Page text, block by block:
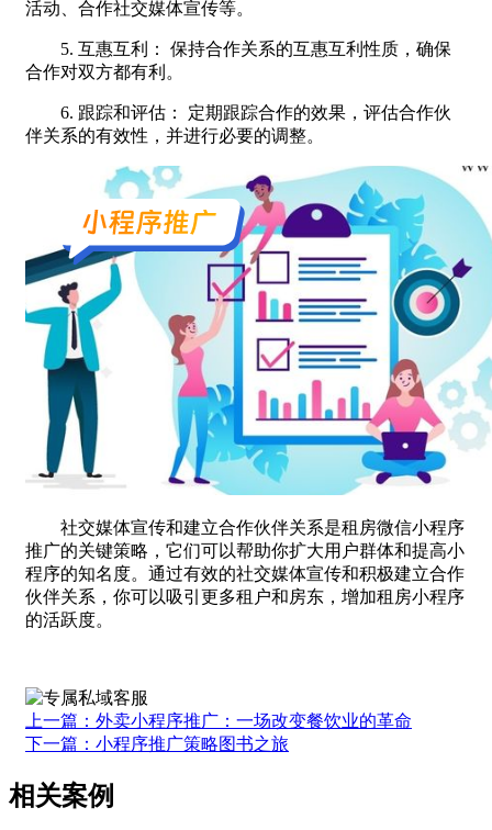
活动、合作社交媒体宣传等。
5. 互惠互利： 保持合作关系的互惠互利性质，确保
合作对双方都有利。
6. 跟踪和评估： 定期跟踪合作的效果，评估合作伙
伴关系的有效性，并进行必要的调整。
社交媒体宣传和建立合作伙伴关系是租房微信小程序
推广的关键策略，它们可以帮助你扩大用户群体和提高小
程序的知名度。通过有效的社交媒体宣传和积极建立合作
伙伴关系，你可以吸引更多租户和房东，增加租房小程序
的活跃度。
上一篇：外卖小程序推广：一场改变餐饮业的革命
下一篇：小程序推广策略图书之旅
相关案例